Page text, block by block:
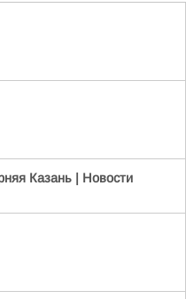
Казань | Новости